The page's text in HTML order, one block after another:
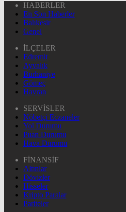
HABERLER
En Son Haberler
Balıkesir
Genel
İLÇELER
Edremit
Ayvalık
Burhaniye
Gömeç
Havran
SERVİSLER
Nöbetçi Eczaneler
Yol Durumu
Puan Durumu
Hava Durumu
FİNANSİF
Altınlar
Dövizler
Hisseler
Kripto Paralar
Pariteler